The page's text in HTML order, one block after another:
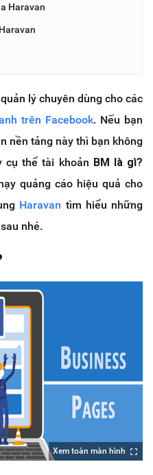
Haravan
lý chuyên dùng cho các
trên Facebook. Nếu bạn
nền tảng này thì bạn không
cụ thể tài khoản BM là gì?
quảng cáo hiệu quả cho
Haravan tìm hiểu những
nhé.
Xem toàn màn hình